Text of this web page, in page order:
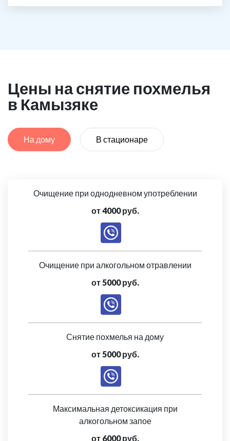
Цены на снятие похмелья
в Камызяке
На дому В стационаре
Очищение при однодневном употреблении
от 4000 руб.
Очищение при алкогольном отравлении
от 5000 руб.
Снятие похмелья на дому
от 5000 руб.
Максимальная детоксикация при
алкогольном запое
от 6000 руб.